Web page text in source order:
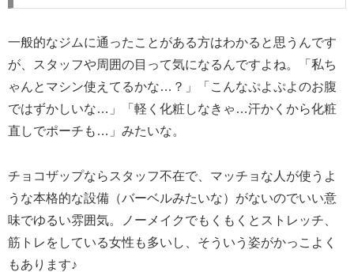
一般的なジムに通ったことがある方はわかると思うんです
が、スタッフや周囲の目って気になるんですよね。「私ち
ゃんとマシン使えてるかな…？」「こんなぷよぷよのお腹
ではずかしいな…」「軽く化粧しなきゃ…汗かくから化粧
直しでポーチも…」みたいな。
チョコザップならスタッフ不在で、マッチョな人が使うよ
うな本格的な設備（バーベルみたいな）がないのでいい意
味でゆるい雰囲気。ノーメイクでもくもくとストレッチ、
筋トレをしている女性も多いし、そういう姿がかっこよく
もあります♪